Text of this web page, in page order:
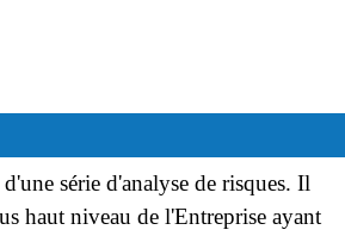
série d'analyse de risques. Il
haut niveau de l'Entreprise ayant